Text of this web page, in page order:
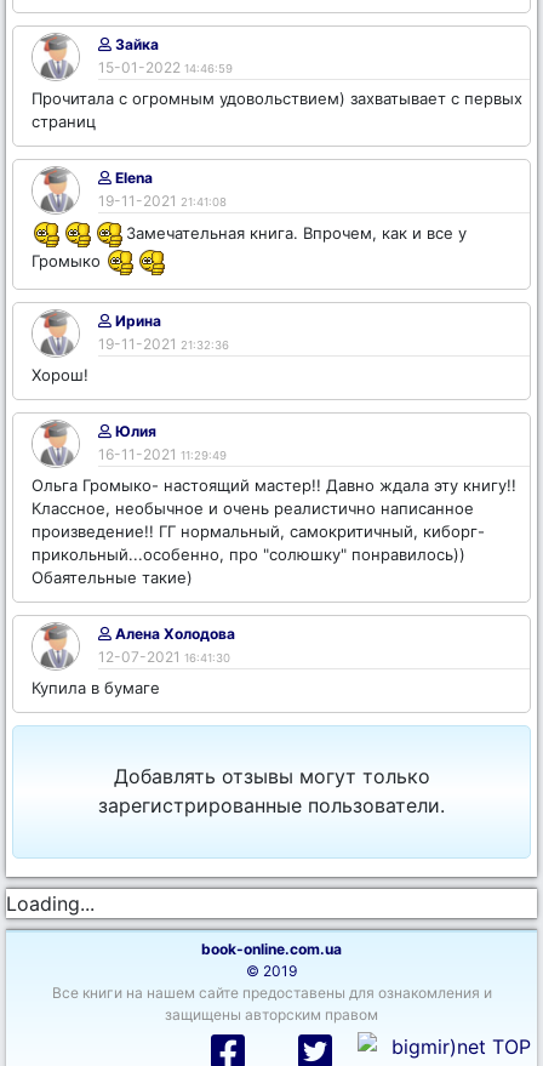
Зайка
15-01-2022 14:46:59
Прочитала с огромным удовольствием) захватывает с первых
страниц
Еlena
19-11-2021 21:41:08
Замечательная книга. Впрочем, как и все у
Громыко
Ирина
19-11-2021 21:32:36
Хорош!
Юлия
16-11-2021 11:29:49
Ольга Громыко- настоящий мастер!! Давно ждала эту книгу!!
Классное, необычное и очень реалистично написанное
произведение!! ГГ нормальный, самокритичный, киборг-
прикольный...особенно, про "солюшку" понравилось))
Обаятельные такие)
Алена Холодова
12-07-2021 16:41:30
Купила в бумаге
Добавлять отзывы могут только
зарегистрированные пользователи.
Loading...
book-online.com.ua
© 2019
Все книги на нашем сайте предоставены для ознакомления и
защищены авторским правом